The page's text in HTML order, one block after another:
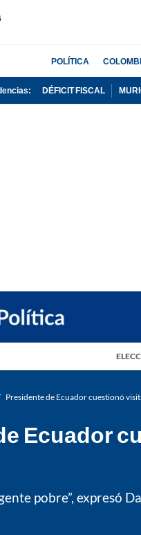
POLÍTICA
DÉFICIT FISCAL
Presidente de Ecuador cuestionó
Ecuador
pobre”, expresó